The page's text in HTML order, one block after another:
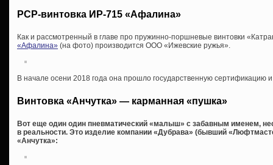
PCP-винтовка ИР-715 «Афалина»
Как и рассмотренный в главе про пружинно-поршневые винтовки
«Афалина» (на фото) производится ООО «Ижевские ружья».
В начале осени 2018 года она прошло государственную сертификацию
Винтовка «Анчутка» — карманная «пушка»
Вот еще один один пневматический «малыш» с забавным именем,
в реальности. Это изделие компании «Дубрава» (бывший
«Анчутка»: